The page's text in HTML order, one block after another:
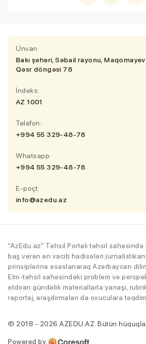
Ünvan:
Bakı şəhəri, Səbail rayonu,
Qəsr döngəsi 78
İndeks:
AZ 1001
Telefon:
+994 55 329-48-78
Whatsapp:
+994 55 329-48-78
E-poçt:
info@azedu.az
“AzEdu.az” Təhsil Portalı təhsil
baş verən ən vacib hadisələri
prinsiplərinə əsaslanaraq Azərbaycan
Elm-təhsil sahəsindəki problem və
etdirən gündəlik materiallarla yanaşı,
reportaj, araşdırmaları da oxuculara
© 2018 - 2026 AZEDU.AZ. Bütün
Powered by